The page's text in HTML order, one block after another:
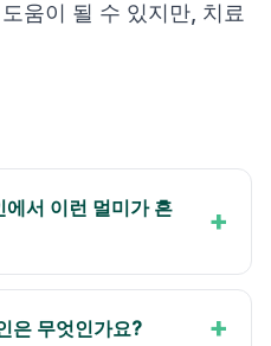
움이 될 수 있지만, 치료
서 이런 멀미가 흔
+
은 무엇인가요? +